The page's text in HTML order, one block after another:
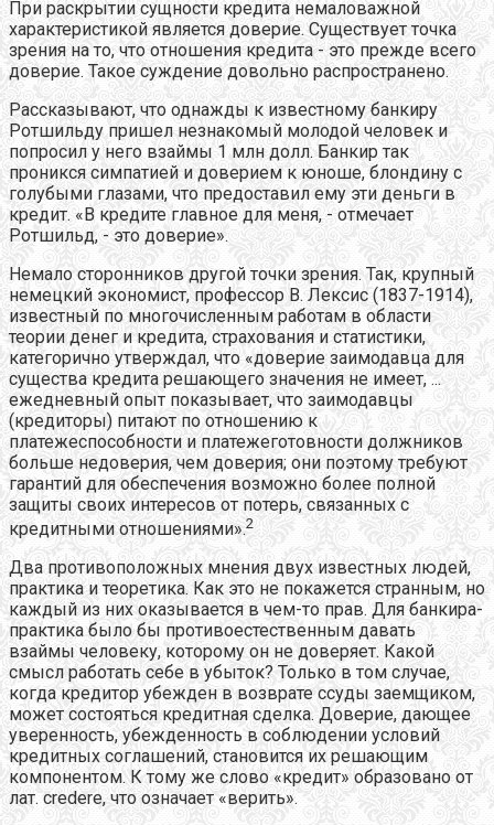
При раскрытии сущности кредита немаловажной
характеристикой является доверие. Существует точка
зрения на то, что отношения кредита - это прежде всего
доверие. Такое суждение довольно распространено.
Рассказывают, что однажды к известному банкиру
Ротшильду пришел незнакомый молодой человек и
попросил у него взаймы 1 млн долл. Банкир так
проникся симпатией и доверием к юноше, блондину с
голубыми глазами, что предоставил ему эти деньги в
кредит. «В кредите главное для меня, - отмечает
Ротшильд, - это доверие».
Немало сторонников другой точки зрения. Так, крупный
немецкий экономист, профессор В. Лексис (1837-1914),
известный по многочисленным работам в области
теории денег и кредита, страхования и статистики,
категорично утверждал, что «доверие заимодавца для
существа кредита решающего значения не имеет, ...
ежедневный опыт показывает, что заимодавцы
(кредиторы) питают по отношению к
платежеспособности и платежеготовности должников
больше недоверия, чем доверия; они поэтому требуют
гарантий для обеспечения возможно более полной
защиты своих интересов от потерь, связанных с
кредитными отношениями».2
Два противоположных мнения двух известных людей,
практика и теоретика. Как это не покажется странным, но
каждый из них оказывается в чем-то прав. Для банкира-
практика было бы противоестественным давать
взаймы человеку, которому он не доверяет. Какой
смысл работать себе в убыток? Только в том случае,
когда кредитор убежден в возврате ссуды заемщиком,
может состояться кредитная сделка. Доверие, дающее
уверенность, убежденность в соблюдении условий
кредитных соглашений, становится их решающим
компонентом. К тому же слово «кредит» образовано от
лат. credere, что означает «верить».